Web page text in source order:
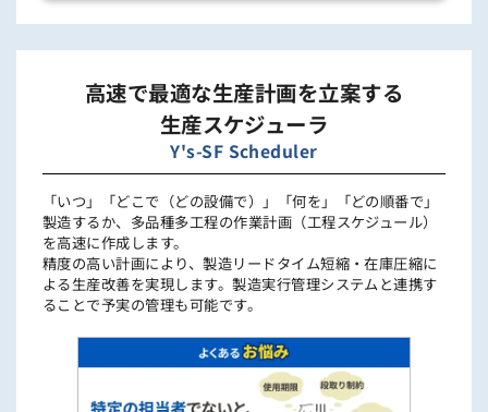
高速で最適な生産計画を立案する
生産スケジューラ
Y's-SF Scheduler
「いつ」「どこで（どの設備で）」「何を」「どの順番で」
製造するか、多品種多工程の作業計画（工程スケジュール）
を高速に作成します。
精度の高い計画により、製造リードタイム短縮・在庫圧縮に
よる生産改善を実現します。製造実行管理システムと連携す
ることで予実の管理も可能です。